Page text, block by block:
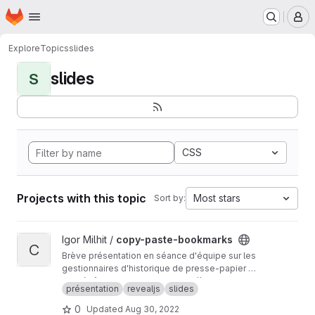
Skip to main content
Homepage
ExploreTopicsslides
S slides
CSS
Projects with this topic Sort by: Most stars
View copy-paste-bookmarks project
C
Igor Milhit / copy-paste-bookmarks
Brève présentation en séance d'équipe sur les
gestionnaires d'historique de presse-papier et
l'usage des signets avec mot-clé pour
accélérer la recherche.
Ce dépôt est un mirroir dehttps://codeberg.or
g/ignami/copy-paste-bookmarks
La présentation est publique sur
présentation revealjs slides
0 Updated Aug 30, 2022